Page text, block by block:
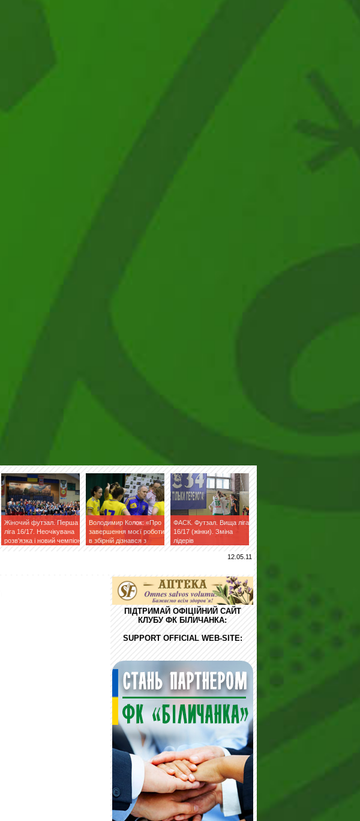
Жіночий футзал. Перша
ліга 16/17. Неочікувана
розв'язка і новий чемпіон
Володимир Колок: «Про
завершення моєї роботи
в збірній дізнався з
ФАСК. Футзал. Вища ліга
16/17 (жінки). Зміна
лідерів
12.05.11
ПІДТРИМАЙ ОФІЦІЙНИЙ САЙТ
КЛУБУ ФК БІЛИЧАНКА:
SUPPORT OFFICIAL WEB-SITE: